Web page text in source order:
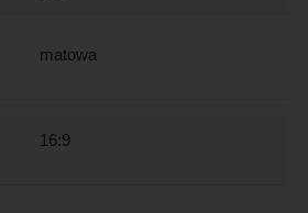
matowa
16:9